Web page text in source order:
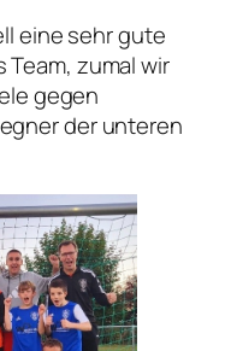
eine sehr gute
zumal wir
gegen
der unteren